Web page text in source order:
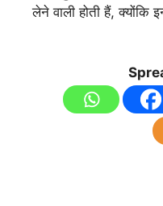
लेने वाली होती हैं, क्योंकि